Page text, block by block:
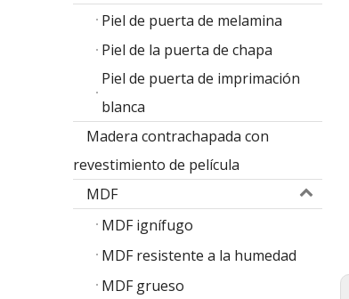
Piel de puerta de melamina
Piel de la puerta de chapa
Piel de puerta de imprimación
blanca
Madera contrachapada con
revestimiento de película
MDF
MDF ignífugo
MDF resistente a la humedad
MDF grueso